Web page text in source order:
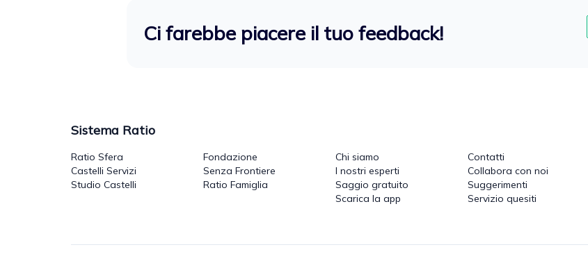
Ci farebbe piacere il tuo feedback!
Sistema Ratio
Ratio Sfera
Castelli Servizi
Studio Castelli
Fondazione
Senza Frontiere
Ratio Famiglia
Chi siamo
I nostri esperti
Saggio gratuito
Scarica la app
Contatti
Collabora con noi
Suggerimenti
Servizio quesiti